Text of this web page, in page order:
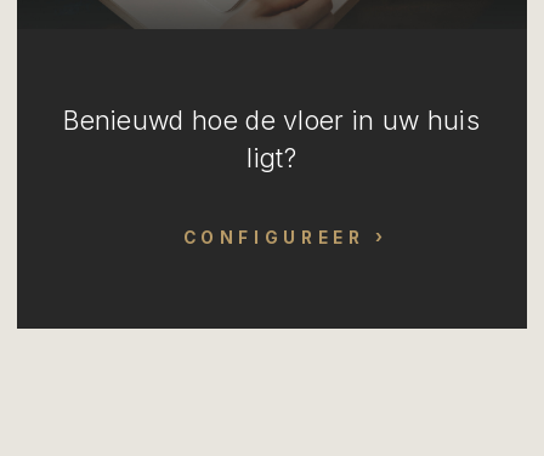
Benieuwd hoe de vloer in uw huis
ligt?
CONFIGUREER